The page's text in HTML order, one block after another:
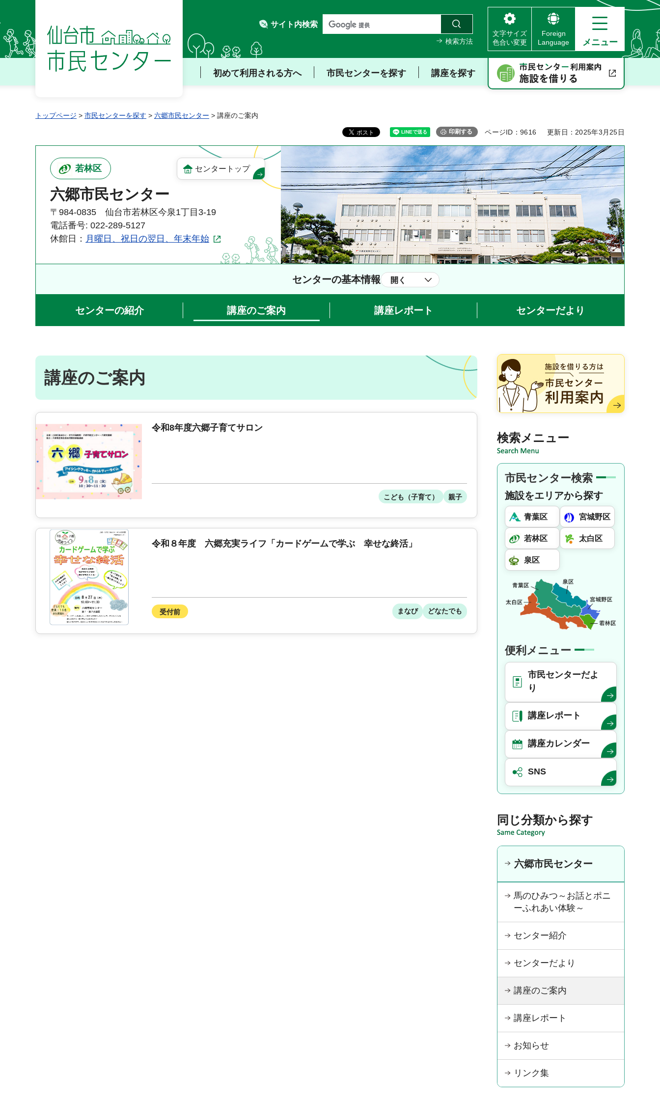
仙台市 市民センター
サイト内検索
検索方法
文字サイズ
色合い変更
Foreign
Language
メニュー
初めて利用される方へ 市民センターを探す 講座を探す
トップページ > 市民センターを探す > 六郷市民センター > 講座のご案内
印刷する ページID：9616 更新日：2025年3月25日
若林区 センタートップ
六郷市民センター
〒984-0835 仙台市若林区今泉1丁目3-19
電話番号: 022-289-5127
休館日： 月曜日、祝日の翌日、年末年始
センターの基本情報 開く
センターの紹介 講座のご案内 講座レポート センターだより
講座のご案内
令和8年度六郷子育てサロン
こども（子育て） 親子
令和８年度 六郷充実ライフ「カードゲームで学ぶ 幸せな終活」
受付前 まなび どなたでも
施設を借りる方は市民センター
利用案内
検索メニュー
市民センター検索
施設をエリアから探す
青葉区 宮城野区
若林区 太白区
泉区
便利メニュー
市民センターだよ
り
講座レポート
講座カレンダー
SNS
同じ分類から探す
六郷市民センター
馬のひみつ～お話とポニ
ーふれあい体験～
センター紹介
センターだより
講座のご案内
講座レポート
お知らせ
リンク集